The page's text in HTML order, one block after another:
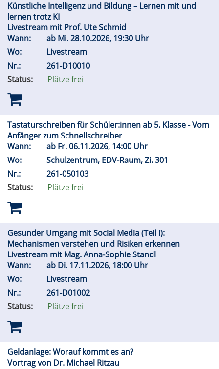
Künstliche Intelligenz und Bildung – Lernen mit und
lernen trotz KI
Livestream mit Prof. Ute Schmid
Wann:
ab Mi.28.10.2026, 19:30 Uhr
Wo:
Livestream
Nr.:
261-D10010
Status:
Plätze frei
Tastaturschreiben für Schüler:innen ab 5. Klasse - Vom
Anfänger zum Schnellschreiber
Wann:
ab Fr.06.11.2026, 14:00 Uhr
Wo:
Schulzentrum, EDV-Raum, Zi. 301
Nr.:
261-050103
Status:
Plätze frei
Gesunder Umgang mit Social Media (Teil I):
Mechanismen verstehen und Risiken erkennen
Livestream mit Mag. Anna-Sophie Standl
Wann:
ab Di. 17.11.2026, 18:00 Uhr
Wo:
Livestream
Nr.:
261-D01002
Status:
Plätze frei
Geldanlage: Worauf kommt es an?
Vortrag von Dr. Michael Ritzau